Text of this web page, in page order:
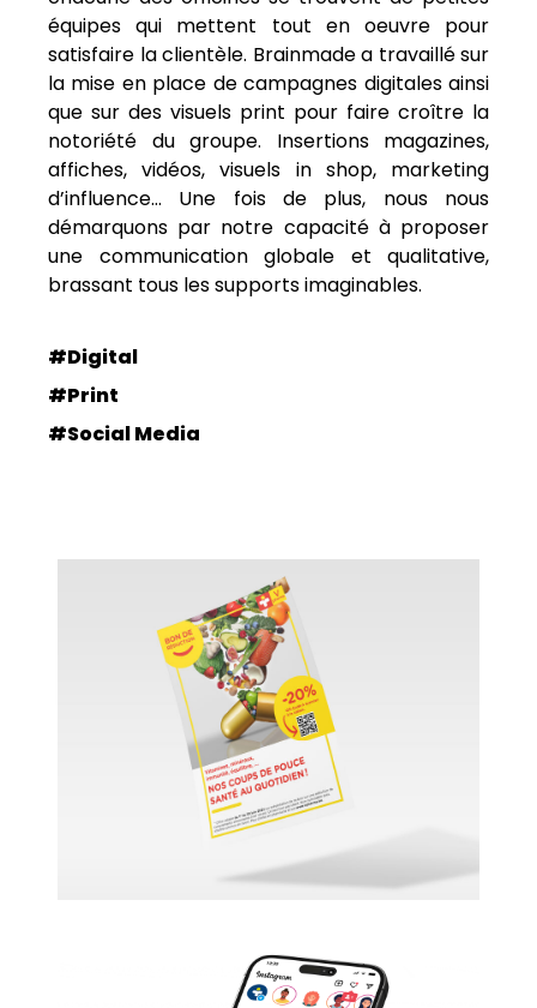
#Digital
#Print
#Social Media
équipes qui mettent tout en oeuvre pour
satisfaire la clientèle. Brainmade a travaillé sur
la mise en place de campagnes digitales ainsi
que sur des visuels print pour faire croître la
notoriété du groupe. Insertions magazines,
affiches, vidéos, visuels in shop, marketing
d’influence… Une fois de plus, nous nous
démarquons par notre capacité à proposer
une communication globale et qualitative,
brassant tous les supports imaginables.